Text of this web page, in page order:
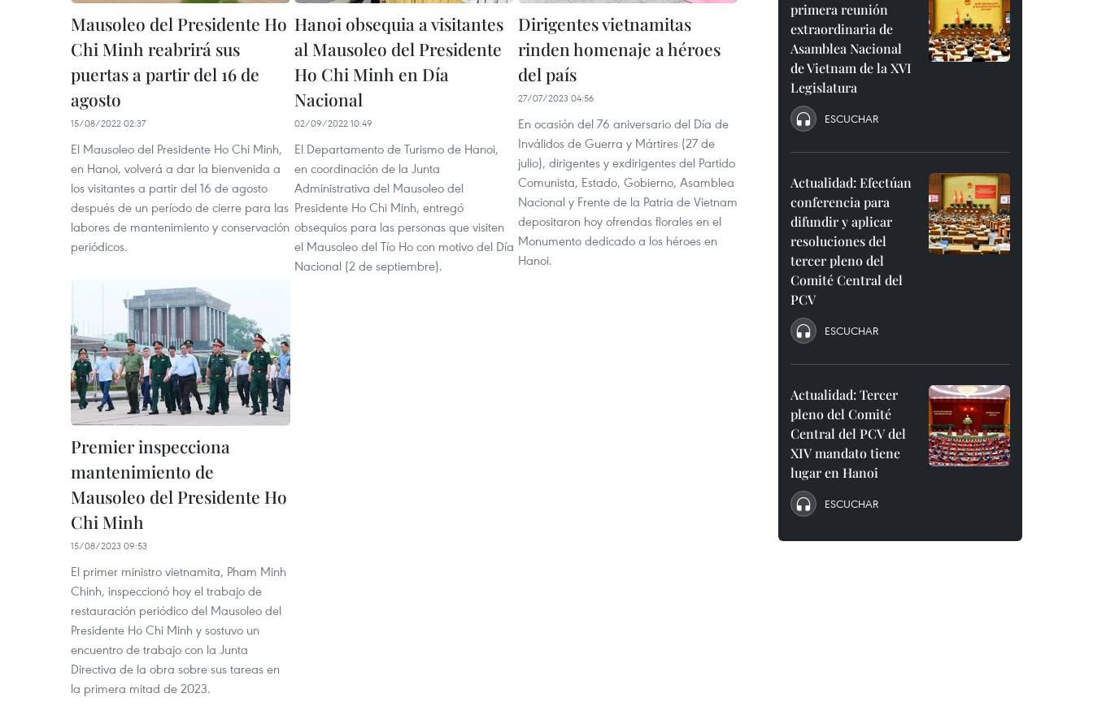
Mausoleo del Presidente Ho
Chi Minh reabrirá sus
puertas a partir del 16 de
agosto
15/08/2022 02:37
El Mausoleo del Presidente Ho Chi Minh,
en Hanoi, volverá a dar la bienvenida a
los visitantes a partir del 16 de agosto
después de un período de cierre para las
labores de mantenimiento y conservación
periódicos.
Hanoi obsequia a visitantes
al Mausoleo del Presidente
Ho Chi Minh en Día
Nacional
02/09/2022 10:49
El Departamento de Turismo de Hanoi,
en coordinación de la Junta
Administrativa del Mausoleo del
Presidente Ho Chi Minh, entregó
obsequios para las personas que visiten
el Mausoleo del Tío Ho con motivo del Día
Nacional (2 de septiembre).
Dirigentes vietnamitas
rinden homenaje a héroes
del país
27/07/2023 04:56
En ocasión del 76 aniversario del Día de
Inválidos de Guerra y Mártires (27 de
julio), dirigentes y exdirigentes del Partido
Comunista, Estado, Gobierno, Asamblea
Nacional y Frente de la Patria de Vietnam
depositaron hoy ofrendas florales en el
Monumento dedicado a los héroes en
Hanoi.
Premier inspecciona
mantenimiento de
Mausoleo del Presidente Ho
Chi Minh
15/08/2023 09:53
El primer ministro vietnamita, Pham Minh
Chinh, inspeccionó hoy el trabajo de
restauración periódico del Mausoleo del
Presidente Ho Chi Minh y sostuvo un
encuentro de trabajo con la Junta
Directiva de la obra sobre sus tareas en
la primera mitad de 2023.
primera reunión
extraordinaria de
Asamblea Nacional
de Vietnam de la XVI
Legislatura
ESCUCHAR
Actualidad: Efectúan
conferencia para
difundir y aplicar
resoluciones del
tercer pleno del
Comité Central del
PCV
ESCUCHAR
Actualidad: Tercer
pleno del Comité
Central del PCV del
XIV mandato tiene
lugar en Hanoi
ESCUCHAR